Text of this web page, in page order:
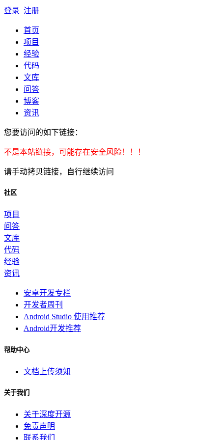
登录 注册
首页
项目
经验
代码
文库
问答
博客
资讯
您要访问的如下链接：
不是本站链接，可能存在安全风险！！！
请手动拷贝链接，自行继续访问
社区
项目
问答
文库
代码
经验
资讯
安卓开发专栏
开发者周刊
Android Studio 使用推荐
Android开发推荐
帮助中心
文档上传须知
关于我们
关于深度开源
免责声明
联系我们